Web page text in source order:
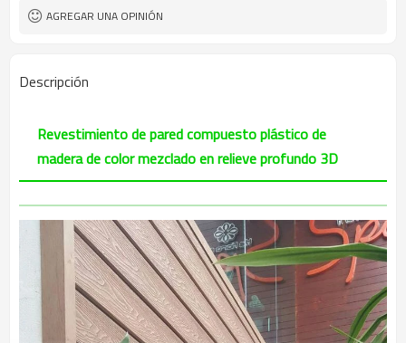
MOQ AGREGAR UNA OPINIÓN
Descripción
Revestimiento de pared compuesto plástico de
madera de color mezclado en relieve profundo 3D